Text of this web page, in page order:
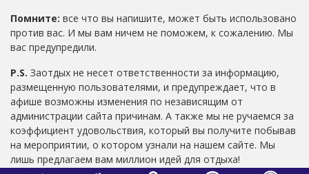
Помните: все что вы напишите, может быть использовано
против вас. И мы вам ничем не поможем, к сожалению. Мы
вас предупредили.
P.S. Заотдых не несет ответственности за информацию,
размещенную пользователями, и предупреждает, что в
афише возможны изменения по независящим от
администрации сайта причинам. А также мы не ручаемся за
коэффициент удовольствия, который вы получите побывав
на мероприятии, о котором узнали на нашем сайте. Мы
лишь предлагаем вам миллион идей для отдыха!